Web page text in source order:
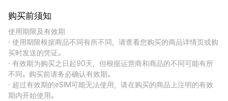
购买前须知
使用期限及有效期
· 使用期限根据商品不同有所不同，请查看您购买的商品详情页或购
买时发送的凭证。
· 有效期为购买之日起90天，但根据运营商和商品的不同可能有所
不同。购买前请务必确认有效期。
· 超过有效期的eSIM可能无法使用，请在购买的商品上注明的有效
期内开始使用。